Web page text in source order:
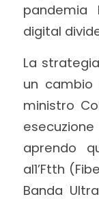
digital
La
un cambio
ministro
aprendo
al1’Ftth
Banda